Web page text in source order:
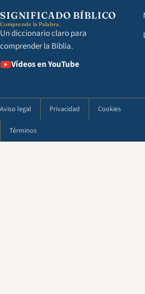
SIGNIFICADO BÍBLICO
Comprende la Palabra.
Un diccionario claro para
comprender la Biblia.
Vídeos en YouTube
Aviso legal Privacidad Cookies
Términos